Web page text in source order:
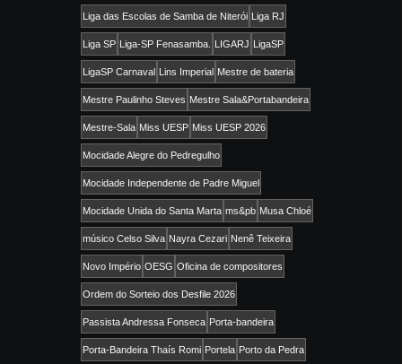
Liga das Escolas de Samba de Niterói Liga RJ
Liga SP Liga-SP Fenasamba. LIGARJ LigaSP
LigaSP Carnaval Lins Imperial Mestre de bateria
Mestre Paulinho Steves Mestre Sala&Portabandeira
Mestre-Sala Miss UESP Miss UESP 2026
Mocidade Alegre do Pedregulho
Mocidade Independente de Padre Miguel
Mocidade Unida do Santa Marta ms&pb Musa Chloé
músico Celso Silva Nayra Cezari Nenê Teixeira
Novo Império OESG Oficina de compositores
Ordem do Sorteio dos Desfile 2026
Passista Andressa Fonseca Porta-bandeira
Porta-Bandeira Thaís Romi Portela Porto da Pedra